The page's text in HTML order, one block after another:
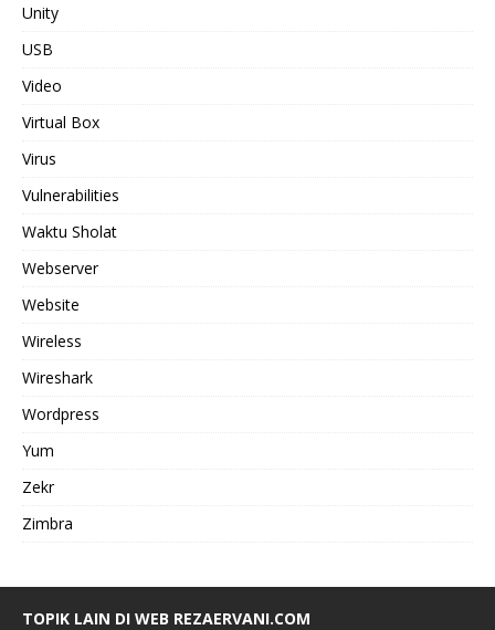
Unity
USB
Video
Virtual Box
Virus
Vulnerabilities
Waktu Sholat
Webserver
Website
Wireless
Wireshark
Wordpress
Yum
Zekr
Zimbra
TOPIK LAIN DI WEB REZAERVANI.COM